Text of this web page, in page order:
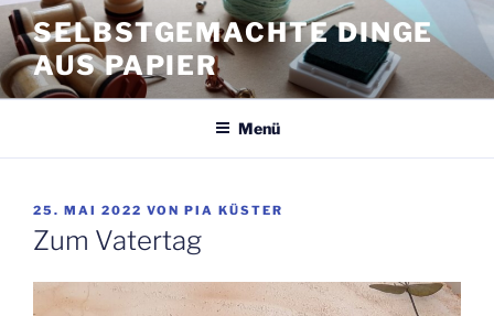
Zum
Inhalt
springen
SELBSTGEMACHTE DINGE
AUS PAPIER
Menü
VERÖFFENTLICHT
AM
25. MAI 2022 VON PIA KÜSTER
Zum Vatertag